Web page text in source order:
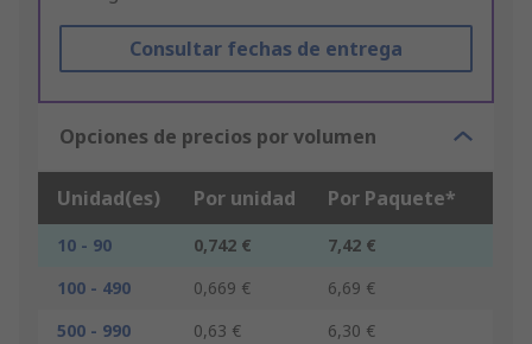
Consultar fechas de entrega
Opciones de precios por volumen
Unidad(es) Por unidad Por Paquete*
10 - 90 0,742 €
7,42 €
100 - 490
0,669 €
6,69 €
500 - 990
0,63 €
6,30 €